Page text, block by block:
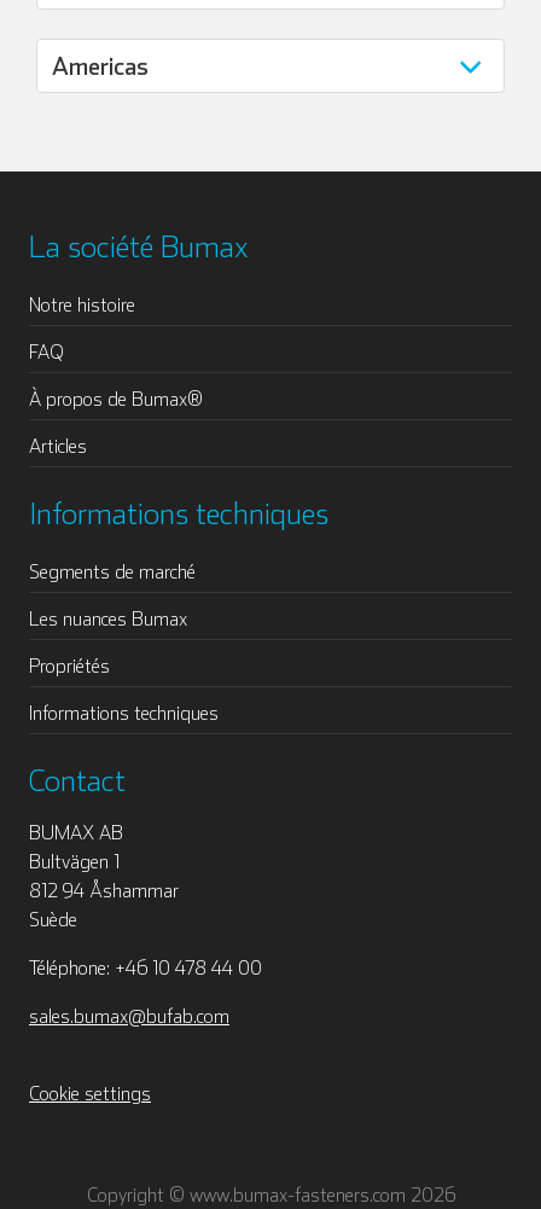
La société Bumax
Notre histoire
FAQ
À propos de Bumax®
Articles
Informations techniques
Segments de marché
Les nuances Bumax
Propriétés
Informations techniques
Contact
BUMAX AB
Bultvägen 1
812 94 Åshammar
Suède
Téléphone: +46 10 478 44 00
sales.bumax@bufab.com
Cookie settings
Copyright © www.bumax-fasteners.com 2026